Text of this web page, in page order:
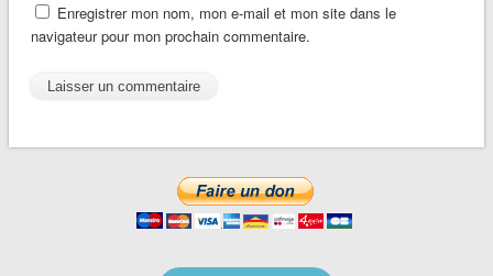
Enregistrer mon nom, mon e-mail et mon site dans le
navigateur pour mon prochain commentaire.